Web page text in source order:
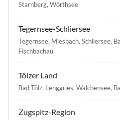
Starnberg, Wörthsee
Tegernsee-Schliersee
Tegernsee, Miesbach, Schliersee,
Fischbachau
Tölzer Land
Bad Tölz, Lenggries, Walchensee,
Zugspitz-Region